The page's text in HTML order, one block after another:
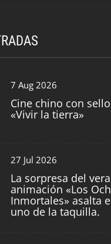
7 Aug 2026
Cine chino con
«Vivir la tierra»
27 Jul 2026
La sorpresa del
animación «Los
Inmortales» asalta
uno de la taquilla.